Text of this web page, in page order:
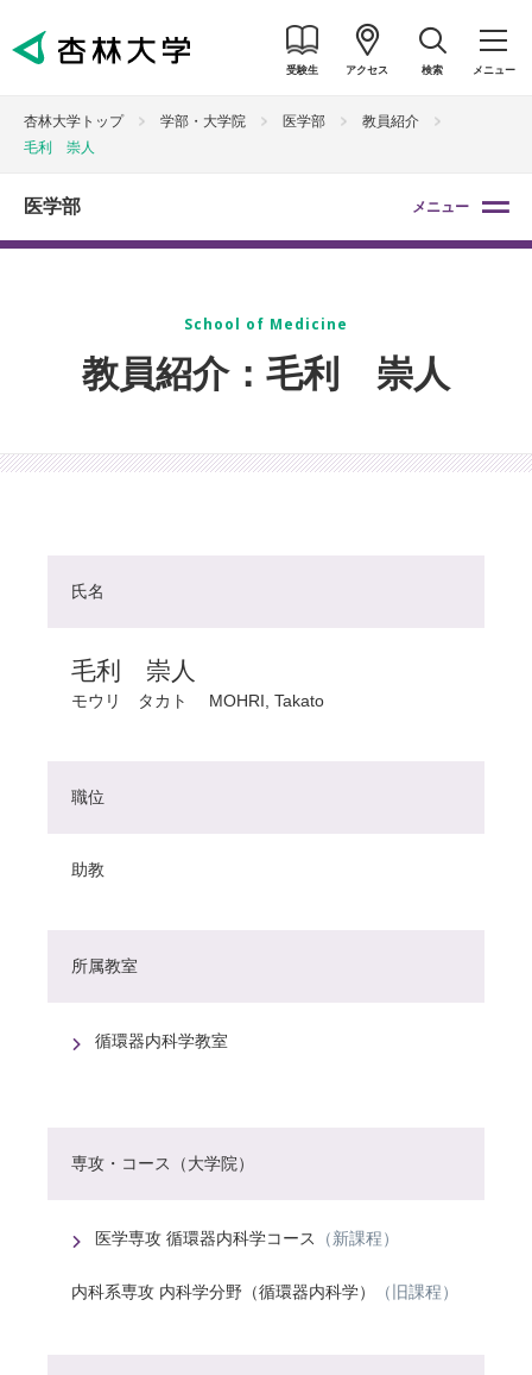
受験生 アクセス 検索 メニュー
杏林大学トップ 学部・大学院 医学部
教員紹介
毛利 崇人
医学部 メニュー
School of Medicine
教員紹介：毛利 崇人
氏名
毛利 崇人
モウリ タカト MOHRI, Takato
職位
助教
所属教室
循環器内科学教室
専攻・コース（大学院）
医学専攻 循環器内科学コース （新課程）
内科系専攻 内科学分野（循環器内科学） （旧課程）